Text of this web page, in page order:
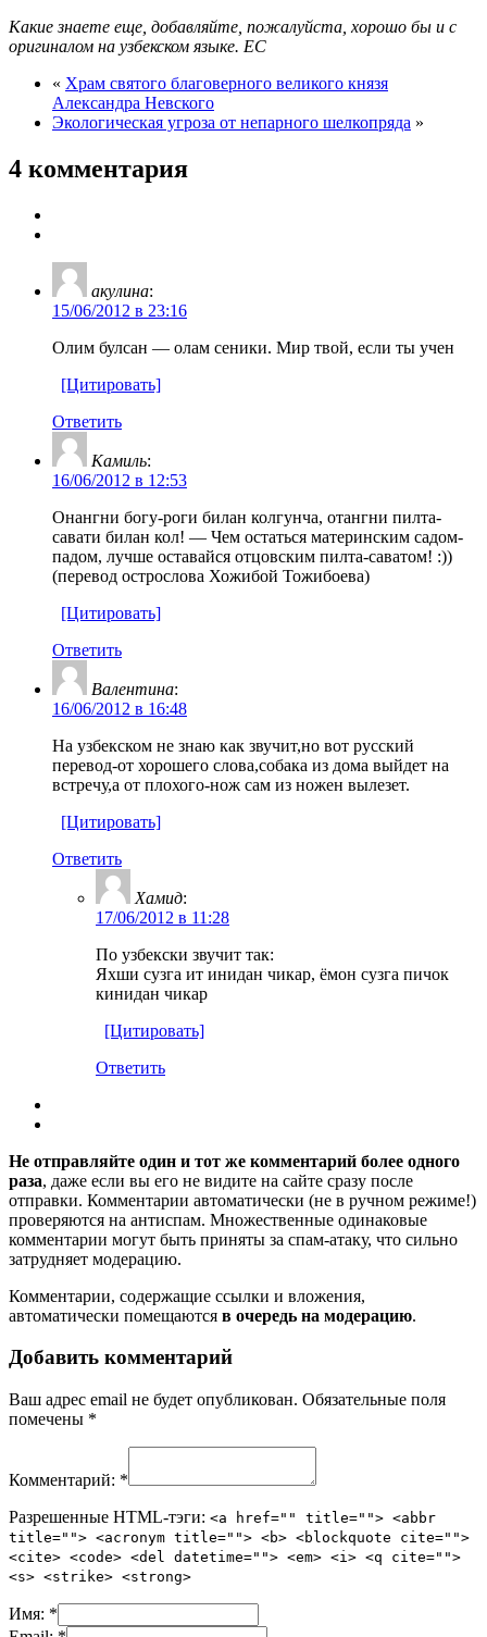
Какие знаете еще, добавляйте, пожалуйста, хорошо бы и с
оригиналом на узбекском языке. ЕС
« Храм святого благоверного великого князя
Александра Невского
Экологическая угроза от непарного шелкопряда »
4 комментария
акулина:
15/06/2012 в 23:16
Олим булсан — олам сеники. Мир твой, если ты учен
[Цитировать]
Ответить
Камиль:
16/06/2012 в 12:53
Онангни богу-роги билан колгунча, отангни пилта-
савати билан кол! — Чем остаться материнским садом-
падом, лучше оставайся отцовским пилта-саватом! :))
(перевод острослова Хожибой Тожибоева)
[Цитировать]
Ответить
Валентина:
16/06/2012 в 16:48
На узбекском не знаю как звучит,но вот русский
перевод-от хорошего слова,собака из дома выйдет на
встречу,а от плохого-нож сам из ножен вылезет.
[Цитировать]
Ответить
Хамид:
17/06/2012 в 11:28
По узбекски звучит так:
Яхши сузга ит инидан чикар, ёмон сузга пичок
кинидан чикар
[Цитировать]
Ответить
Не отправляйте один и тот же комментарий более одного
раза, даже если вы его не видите на сайте сразу после
отправки. Комментарии автоматически (не в ручном режиме!)
проверяются на антиспам. Множественные одинаковые
комментарии могут быть приняты за спам-атаку, что сильно
затрудняет модерацию.
Комментарии, содержащие ссылки и вложения,
автоматически помещаются в очередь на модерацию.
Добавить комментарий
Ваш адрес email не будет опубликован. Обязательные поля
помечены *
Комментарий: *
Разрешенные HTML-тэги: <a href="" title=""> <abbr
title=""> <acronym title=""> <b> <blockquote cite="">
<cite> <code> <del datetime=""> <em> <i> <q cite="">
<s> <strike> <strong>
Имя: *